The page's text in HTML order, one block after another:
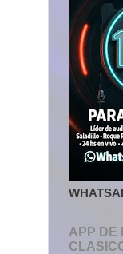
APP DE